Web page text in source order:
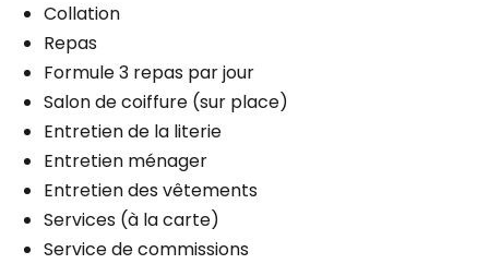
Collation
Repas
Formule 3 repas par jour
Salon de coiffure (sur place)
Entretien de la literie
Entretien ménager
Entretien des vêtements
Services (à la carte)
Service de commissions